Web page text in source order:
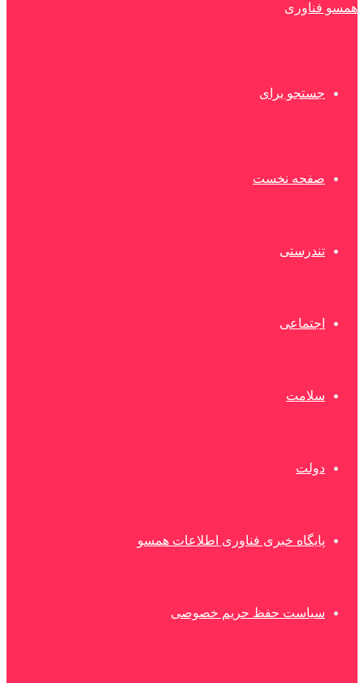
همسو فناوری
جستجو برای
صفحه نخست
تندرستی
اجتماعی
سلامت
دولت
پایگاه خبری فناوری اطلاعات همسو
سیاست حفظ حریم خصوصی